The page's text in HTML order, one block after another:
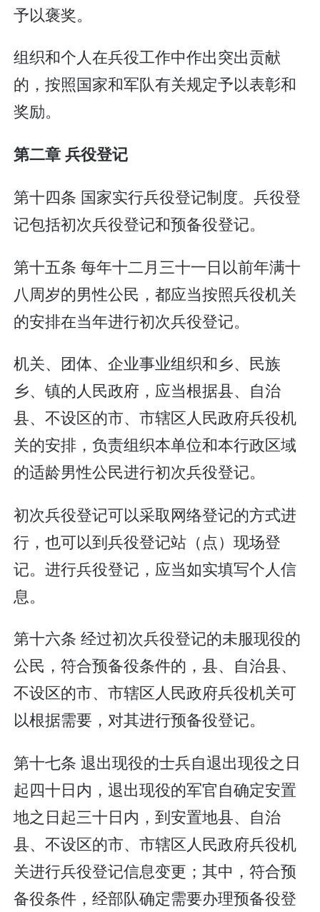
予以褒奖。
组织和个人在兵役工作中作出突出贡献
的，按照国家和军队有关规定予以表彰和
奖励。
第二章 兵役登记
第十四条 国家实行兵役登记制度。兵役登
记包括初次兵役登记和预备役登记。
第十五条 每年十二月三十一日以前年满十
八周岁的男性公民，都应当按照兵役机关
的安排在当年进行初次兵役登记。
机关、团体、企业事业组织和乡、民族
乡、镇的人民政府，应当根据县、自治
县、不设区的市、市辖区人民政府兵役机
关的安排，负责组织本单位和本行政区域
的适龄男性公民进行初次兵役登记。
初次兵役登记可以采取网络登记的方式进
行，也可以到兵役登记站（点）现场登
记。进行兵役登记，应当如实填写个人信
息。
第十六条 经过初次兵役登记的未服现役的
公民，符合预备役条件的，县、自治县、
不设区的市、市辖区人民政府兵役机关可
以根据需要，对其进行预备役登记。
第十七条 退出现役的士兵自退出现役之日
起四十日内，退出现役的军官自确定安置
地之日起三十日内，到安置地县、自治
县、不设区的市、市辖区人民政府兵役机
关进行兵役登记信息变更；其中，符合预
备役条件，经部队确定需要办理预备役登